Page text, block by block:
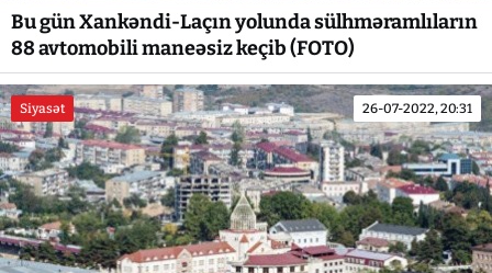
Bu gün Xankəndi-Laçın yolunda sülhməramlıların
88 avtomobili maneəsiz keçib (FOTO)
Siyasət 26-07-2022, 20:31